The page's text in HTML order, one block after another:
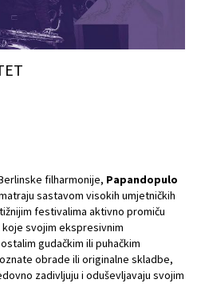
filharmonije, Papandopulo
sastavom visokih umjetničkih
festivalima aktivno promiču
svojim ekspresivnim
gudačkim ili puhačkim
obrade ili originalne skladbe,
zadivljuju i oduševljavaju svojim